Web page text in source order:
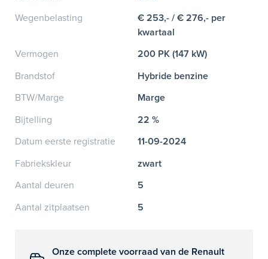
Wegenbelasting
€ 253,- / € 276,- per
kwartaal
Vermogen
200 PK (147 kW)
Brandstof
Hybride benzine
BTW/Marge
Marge
Bijtelling
22 %
Datum eerste registratie
11-09-2024
Fabriekskleur
zwart
Aantal deuren
5
Aantal zitplaatsen
5
Onze complete voorraad van de Renault